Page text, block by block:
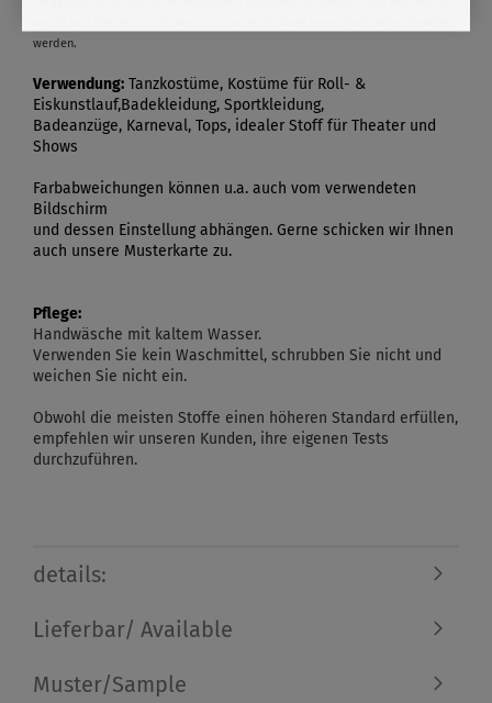
werden.
Verwendung: Tanzkostüme, Kostüme für Roll- &
Eiskunstlauf,Badekleidung, Sportkleidung,
Badeanzüge, Karneval, Tops, idealer Stoff für Theater und
Shows
Farbabweichungen können u.a. auch vom verwendeten
Bildschirm
und dessen Einstellung abhängen. Gerne schicken wir Ihnen
auch unsere Musterkarte zu.
Pflege:
Handwäsche mit kaltem Wasser.
Verwenden Sie kein Waschmittel, schrubben Sie nicht und
weichen Sie nicht ein.
Obwohl die meisten Stoffe einen höheren Standard erfüllen,
empfehlen wir unseren Kunden, ihre eigenen Tests
durchzuführen.
details:
Lieferbar/ Available
Muster/Sample